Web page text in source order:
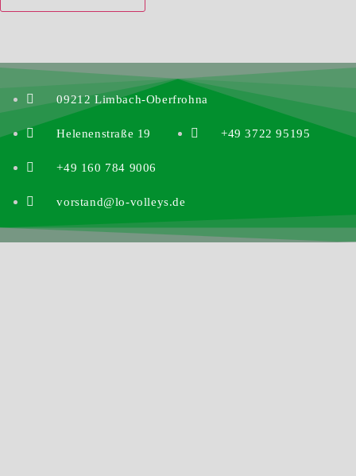
09212 Limbach-Oberfrohna
Helenenstraße 19 +49 3722 95195
+49 160 784 9006
vorstand@lo-volleys.de